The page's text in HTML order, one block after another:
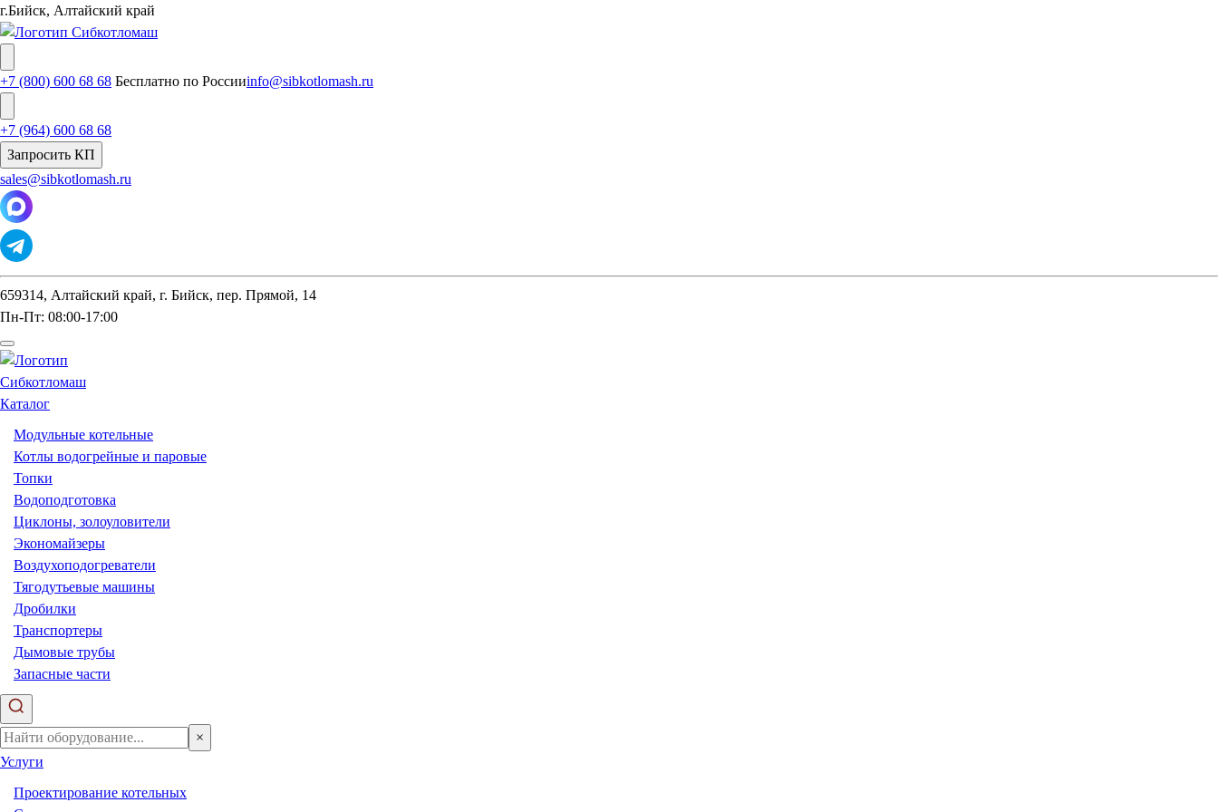
г.Бийск, Алтайский край
+7 (800) 600 68 68 Бесплатно по Россииinfo@sibkotlomash.ru
+7 (964) 600 68 68
Запросить КП
sales@sibkotlomash.ru
659314, Алтайский край, г. Бийск, пер. Прямой, 14
Пн-Пт: 08:00-17:00
Каталог
Модульные котельные
Котлы водогрейные и паровые
Топки
Водоподготовка
Циклоны, золоуловители
Экономайзеры
Воздухоподогреватели
Тягодутьевые машины
Дробилки
Транспортеры
Дымовые трубы
Запасные части
×
Услуги
Проектирование котельных